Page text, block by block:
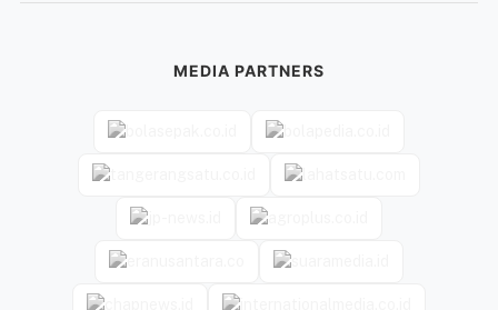
MEDIA PARTNERS